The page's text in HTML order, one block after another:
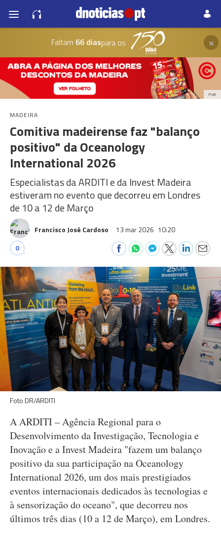
Faltam 66 diaspara os ×
PUB
MADEIRA
Comitiva madeirense faz "balanço
positivo" da Oceanology
International 2026
Especialistas da ARDITI e da Invest Madeira
estiveram no evento que decorreu em Londres
de 10 a 12 de Março
Francisco José Cardoso 13 mar 2026 10:20
0
Foto DR/ARDITI
A ARDITI – Agência Regional para o
Desenvolvimento da Investigação, Tecnologia e
Inovação e a Invest Madeira "fazem um balanço
positivo da sua participação na Oceanology
International 2026, um dos mais prestigiados
eventos internacionais dedicados às tecnologias e
à sensorização do oceano", que decorreu nos
últimos três dias (10 a 12 de Março), em Londres.